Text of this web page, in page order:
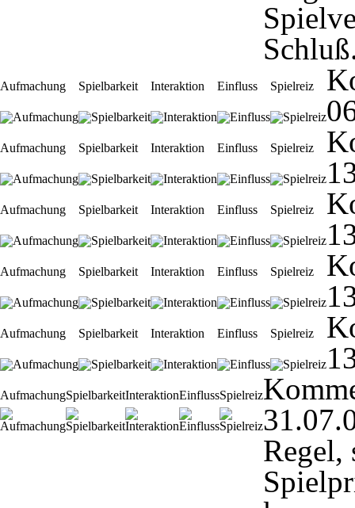
Aufmachung Spielbarkeit Interaktion Einfluss Spielreiz
Aufmachung Spielbarkeit Interaktion Einfluss Spielreiz
Aufmachung Spielbarkeit Interaktion Einfluss Spielreiz
Aufmachung Spielbarkeit Interaktion Einfluss Spielreiz
Aufmachung Spielbarkeit Interaktion Einfluss Spielreiz
AufmachungSpielbarkeitInteraktionEinflussSpielreiz
Regel,